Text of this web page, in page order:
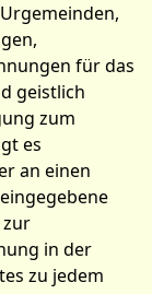
für das
geistlich
zum
es
an einen
zur
in der
zu jedem